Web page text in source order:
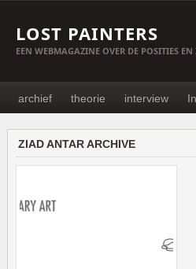
LOST PAINTERS
EEN WEBMAGAZINE OVER DE POSITIES
archief theorie interview
ZIAD ANTAR ARCHIVE